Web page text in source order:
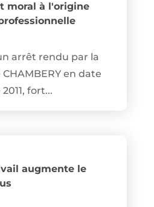
moral à l'origine
arrêt rendu par la
en date
fort...
augmente le